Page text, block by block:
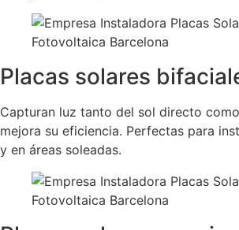
Placas solares
Capturan luz tanto del sol directo
mejora su eficiencia. Perfectas para
y en áreas soleadas.